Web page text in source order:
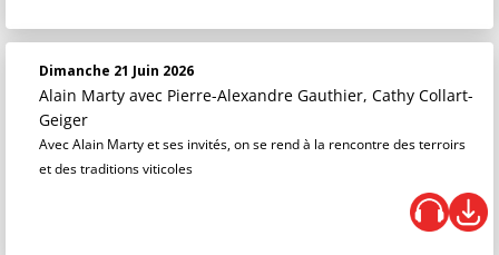
Dimanche 21 Juin 2026
Alain Marty avec Pierre-Alexandre Gauthier, Cathy Collart-
Geiger
Avec Alain Marty et ses invités, on se rend à la rencontre des terroirs
et des traditions viticoles